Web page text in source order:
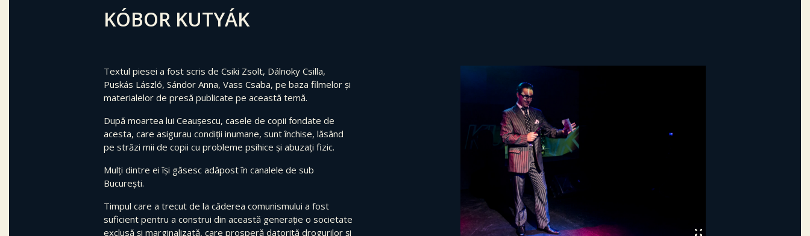
KÓBOR KUTYÁK
Textul piesei a fost scris de Csiki Zsolt, Dálnoky Csilla,
Puskás László, Sándor Anna, Vass Csaba, pe baza filmelor și
materialelor de presă publicate pe această temă.
După moartea lui Ceaușescu, casele de copii fondate de
acesta, care asigurau condiții inumane, sunt închise, lăsând
pe străzi mii de copii cu probleme psihice și abuzați fizic.
Mulți dintre ei își găsesc adăpost în canalele de sub
București.
Timpul care a trecut de la căderea comunismului a fost
suficient pentru a construi din această generație o societate
exclusă și marginalizată, care prosperă datorită drogurilor și